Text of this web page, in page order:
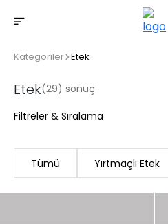
2500 TL üzeri
Kategoriler Etek
Etek(29) sonuç
Filtreler & Sıralama
Tümü Yırtmaçlı Etek